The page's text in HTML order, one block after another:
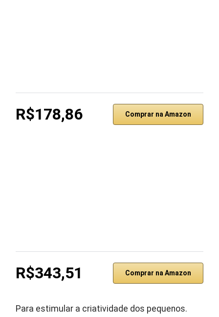
R$178,86 Comprar na Amazon
R$343,51 Comprar na Amazon
Para estimular a criatividade dos pequenos.